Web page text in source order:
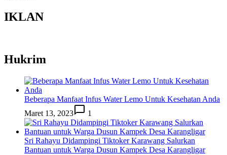
IKLAN
Hukrim
Beberapa Manfaat Infus Water Lemo Untuk Kesehatan Anda
Maret 13, 2023
1
Sri Rahayu Didampingi Tiktoker Karawang Salurkan
Bantuan untuk Warga Dusun Kampek Desa Karangligar